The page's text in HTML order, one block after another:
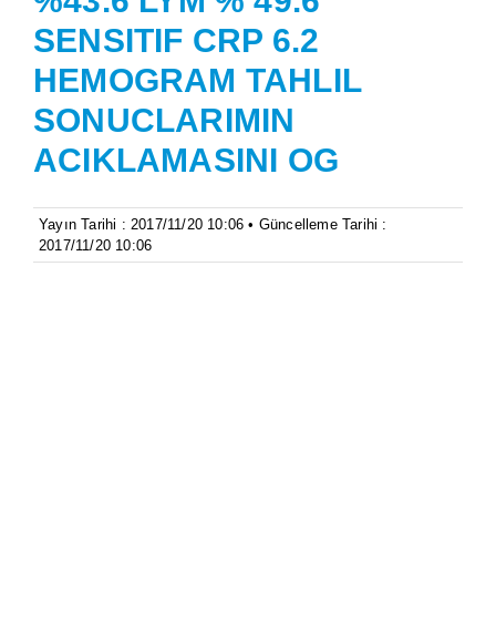
SENSITIF CRP 6.2
HEMOGRAM TAHLIL
SONUCLARIMIN
ACIKLAMASINI OG
Yayın Tarihi : 2017/11/20 10:06 • Güncelleme Tarihi :
2017/11/20 10:06